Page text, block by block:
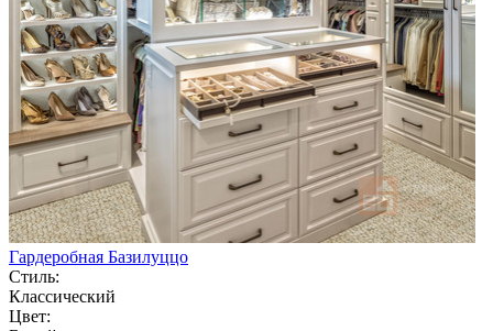
Гардеробная Базилуццо
Стиль:
Классический
Цвет: